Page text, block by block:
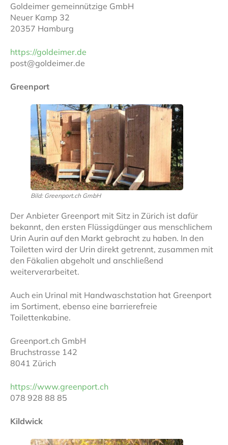
Goldeimer gemeinnützige GmbH
Neuer Kamp 32
20357 Hamburg
https://goldeimer.de
post@goldeimer.de
Greenport
Bild: Greenport.ch GmbH
Der Anbieter Greenport mit Sitz in Zürich ist dafür
bekannt, den ersten Flüssigdünger aus menschlichem
Urin Aurin auf den Markt gebracht zu haben. In den
Toiletten wird der Urin direkt getrennt, zusammen mit
den Fäkalien abgeholt und anschließend
weiterverarbeitet.
Auch ein Urinal mit Handwaschstation hat Greenport
im Sortiment, ebenso eine barrierefreie
Toilettenkabine.
Greenport.ch GmbH
Bruchstrasse 142
8041 Zürich
https://www.greenport.ch
078 928 88 85
Kildwick